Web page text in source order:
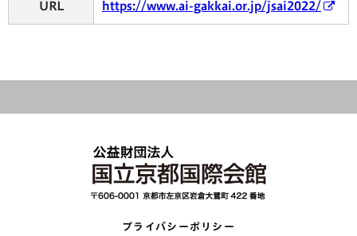
URL https://www.ai-gakkai.or.jp/jsai2022/
プライバシーポリシー